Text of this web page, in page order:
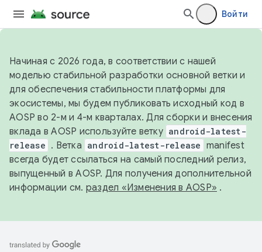
Войти
Начиная с 2026 года, в соответствии с нашей
моделью стабильной разработки основной ветки и
для обеспечения стабильности платформы для
экосистемы, мы будем публиковать исходный код в
AOSP во 2-м и 4-м кварталах. Для сборки и внесения
вклада в AOSP используйте ветку android-latest-
release . Ветка android-latest-release manifest
всегда будет ссылаться на самый последний релиз,
выпущенный в AOSP. Для получения дополнительной
информации см. раздел «Изменения в AOSP» .